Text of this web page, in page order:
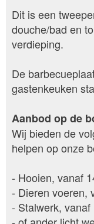
Dit is een
douche/bad en
verdieping.
De
gastenkeuken
Aanbod op de
Wij bieden de
helpen op onze
- Hooien, vanaf
- Dieren voeren,
- Stalwerk, vanaf